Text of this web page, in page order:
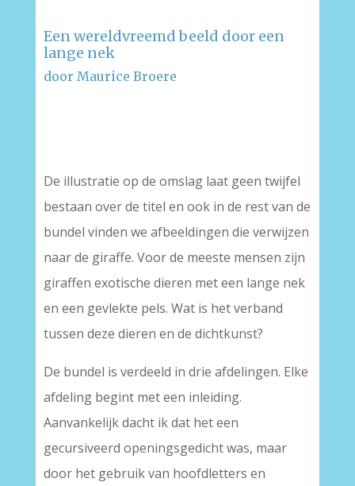
Een wereldvreemd beeld door een
lange nek
door Maurice Broere
De illustratie op de omslag laat geen twijfel
bestaan over de titel en ook in de rest van de
bundel vinden we afbeeldingen die verwijzen
naar de giraffe. Voor de meeste mensen zijn
giraffen exotische dieren met een lange nek
en een gevlekte pels. Wat is het verband
tussen deze dieren en de dichtkunst?
De bundel is verdeeld in drie afdelingen. Elke
afdeling begint met een inleiding.
Aanvankelijk dacht ik dat het een
gecursiveerd openingsgedicht was, maar
door het gebruik van hoofdletters en